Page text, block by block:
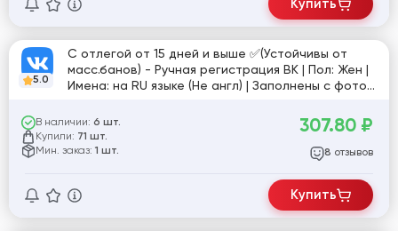
Купить
5.0
C отлегой от 15 дней и выше ✅(Устойчивы от
масс.банов) - Ручная регистрация ВК | Пол: Жен |
Имена: на RU языке (Не англ) | Заполнены с фото
В наличии: 6 шт.
Купили: 71 шт.
Мин. заказ: 1 шт.
307.80 ₽
8 отзывов
Купить